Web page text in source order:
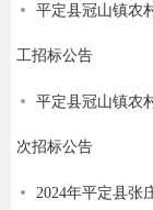
平定县冠山镇农
工招标公告
平定县冠山镇农
次招标公告
2024年平定县张